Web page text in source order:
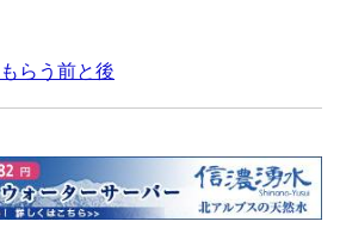
らう前と後